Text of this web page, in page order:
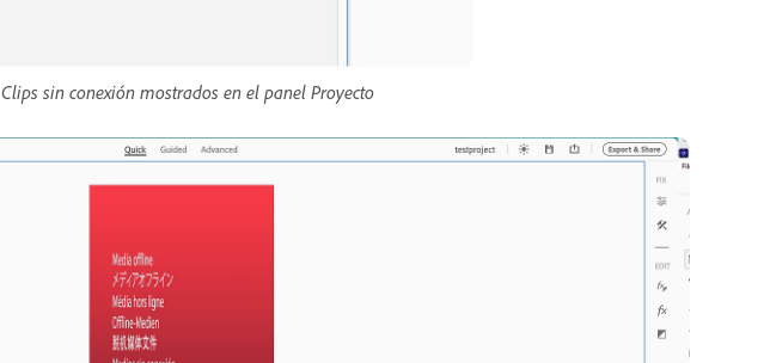
Clips sin conexión mostrados en el panel Proyecto